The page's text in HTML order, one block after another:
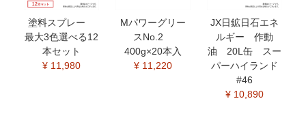
塗料スプレー
最大3色選べる12
本セット
¥ 11,980
Mパワーグリー
スNo.2
400g×20本入
¥ 11,220
JX日鉱日石エネ
ルギー 作動
油 20L缶 スー
パーハイランド
#46
¥ 10,890